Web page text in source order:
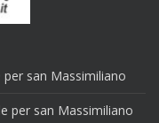
san Massimiliano
per san Massimiliano